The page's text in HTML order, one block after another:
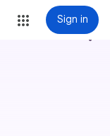
Sign in
more_vert